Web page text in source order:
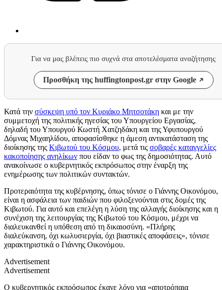
Για να μας βλέπεις πιο συχνά στα αποτελέσματα αναζήτησης
Προσθήκη της huffingtonpost.gr στην Google
Κατά την σύσκεψη υπό τον Κυριάκο Μητσοτάκη και με την
συμμετοχή της πολιτικής ηγεσίας του Υπουργείου Εργασίας,
δηλαδή του Υπουργού Κωστή Χατζηδάκη και της Υφυπουργού
Δόμνας Μιχαηλίδου, αποφασίσθηκε η άμεση αντικατάσταση της
διοίκησης της Κιβωτού του Κόσμου, μετά τις σοβαρές καταγγελίες
κακοποίησης ανηλίκων που είδαν το φως της δημοσιότητας. Αυτό
ανακοίνωσε ο κυβερνητικός εκπρόσωπος στην έναρξη της
ενημέρωσης των πολιτικών συντακτών.
Προτεραιότητα της κυβέρνησης, όπως τόνισε ο Γιάννης Οικονόμου,
είναι η ασφάλεια των παιδιών που φιλοξενούνται στις δομές της
Κιβωτού. Για αυτό και επελέγη η λύση της αλλαγής διοίκησης και η
συνέχιση της λειτουργίας της Κιβωτού του Κόσμου, μέχρι να
διαλευκανθεί η υπόθεση από τη δικαιοσύνη. «Πλήρης
διαλεύκανση, όχι κωλυσιεργία, όχι βιαστικές αποφάσεις», τόνισε
χαρακτηριστικά ο Γιάννης Οικονόμου.
Advertisement
Advertisement
Ο κυβερνητικός εκπρόσωπος έκανε λόγο για «αποτρόπαια